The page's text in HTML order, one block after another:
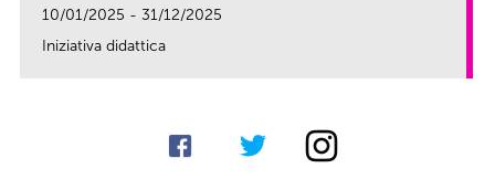
10/01/2025 - 31/12/2025
Iniziativa didattica